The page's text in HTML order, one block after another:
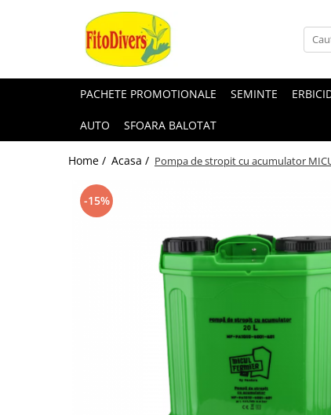
PACHETE PROMOTIONALE SEMINTE
AUTO SFOARA BALOTAT
Home / Acasa / Pompa de stropit cu acumulator
-15%